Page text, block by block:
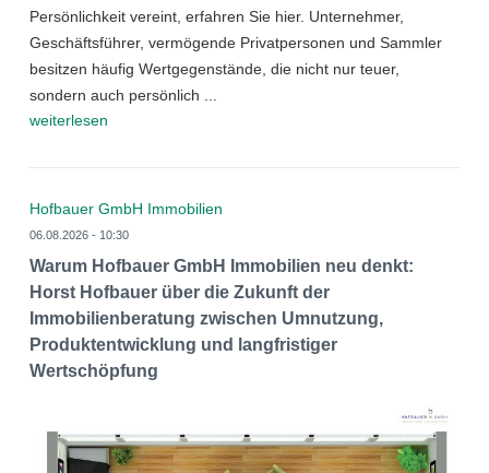
Persönlichkeit vereint, erfahren Sie hier. Unternehmer,
Geschäftsführer, vermögende Privatpersonen und Sammler
besitzen häufig Wertgegenstände, die nicht nur teuer,
sondern auch persönlich ...
weiterlesen
Hofbauer GmbH Immobilien
06.08.2026 - 10:30
Warum Hofbauer GmbH Immobilien neu denkt:
Horst Hofbauer über die Zukunft der
Immobilienberatung zwischen Umnutzung,
Produktentwicklung und langfristiger
Wertschöpfung